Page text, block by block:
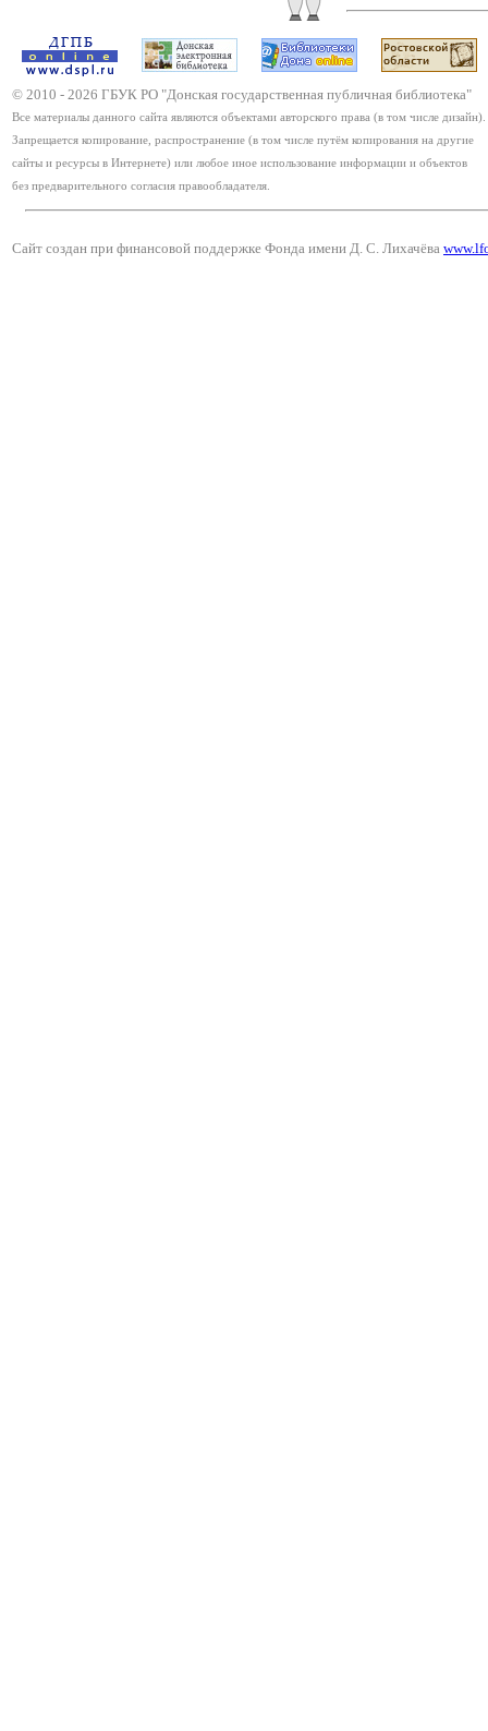
© 2010 - 2026 ГБУК РО "Донская государственная публичная библиотека"
Все материалы данного сайта являются объектами авторского права (в том числе дизайн).
Запрещается копирование, распространение (в том числе путём копирования на другие
сайты и ресурсы в Интернете) или любое иное использование информации и объектов
без предварительного согласия правообладателя.
Сайт создан при финансовой поддержке Фонда имени Д. С. Лихачёва